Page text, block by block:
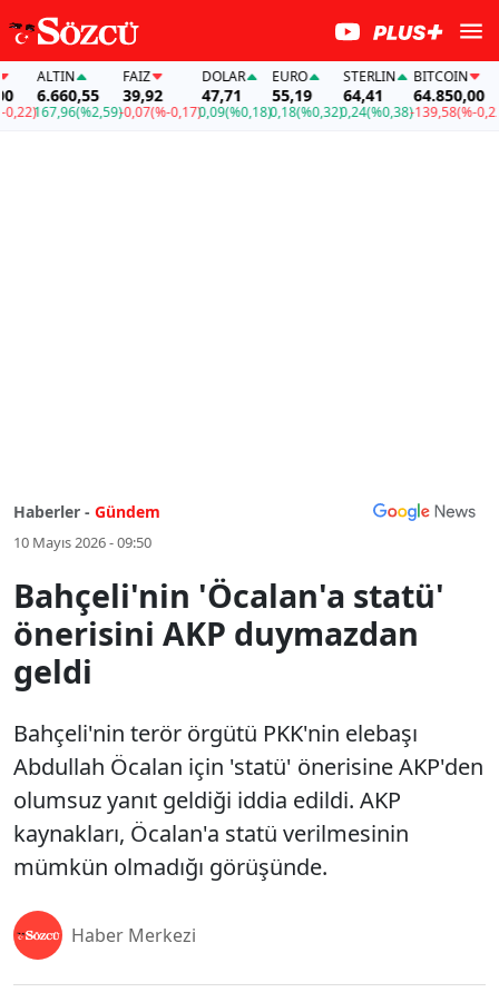
ALTIN
6.660,55
167,96(%2,59)
FAİZ
39,92
-0,07(%-0,17)
DOLAR
47,71
0,09(%0,18)
EURO
55,19
0,18(%0,32)
STERLIN
64,41
0,24(%0,38)
BITCOIN
64.850,00
-139,58(%-0,22)
Haberler - Gündem
10 Mayıs 2026 - 09:50
Bahçeli'nin 'Öcalan'a statü'
önerisini AKP duymazdan
geldi
Bahçeli'nin terör örgütü PKK'nin elebaşı
Abdullah Öcalan için 'statü' önerisine AKP'den
olumsuz yanıt geldiği iddia edildi. AKP
kaynakları, Öcalan'a statü verilmesinin
mümkün olmadığı görüşünde.
Haber Merkezi